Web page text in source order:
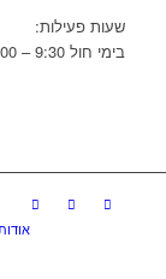
שעות פעילות:
בימי חול 9:30 – 17:00